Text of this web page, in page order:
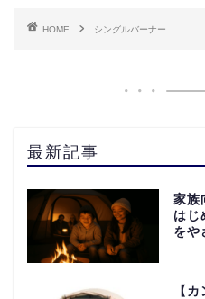
HOME シングルバーナー
最新記事
家族
はじ
をや
【